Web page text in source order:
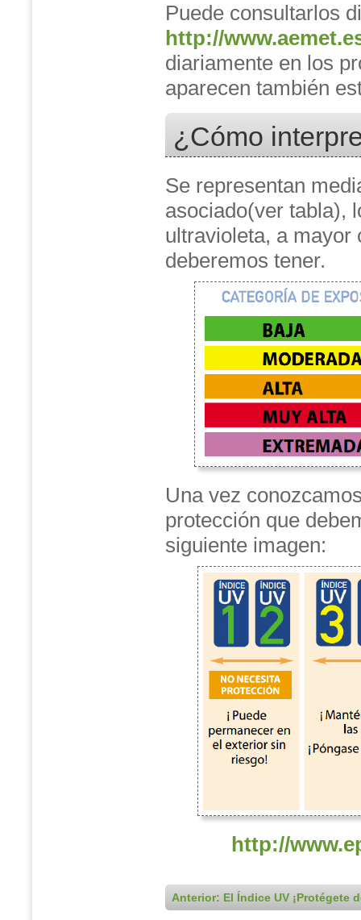
Puede consultarlos
http://
diariamente en los
aparecen también
¿Cómo
Se representan
asociado(ver tabla),
ultravioleta, a mayor
deberemos tener.
Una vez
protección que
siguiente imagen:
http://
Anterior: El Índice UV ¡Protégete